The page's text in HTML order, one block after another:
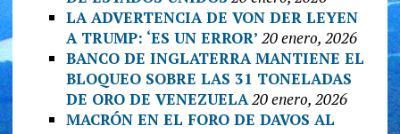
LA ADVERTENCIA DE VON DER LEYEN
A TRUMP: ‘ES UN ERROR’ 20 enero, 2026
BANCO DE INGLATERRA MANTIENE EL
BLOQUEO SOBRE LAS 31 TONELADAS
DE ORO DE VENEZUELA 20 enero, 2026
MACRÓN EN EL FORO DE DAVOS AL